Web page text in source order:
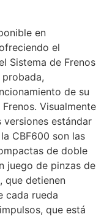
en
el
Sistema de Frenos
de su
Visualmente
estándar
CBF600 son las
de doble
juego de pinzas de
que detienen
cada rueda
que está